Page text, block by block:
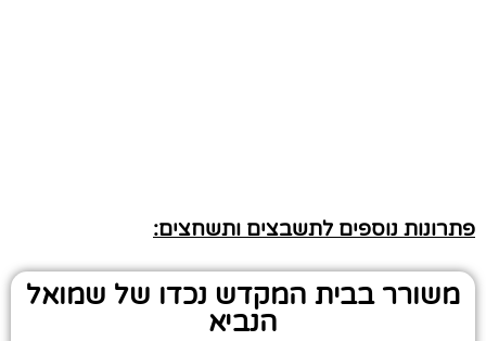
פתרונות נוספים לתשבצים ותשחצים:
משורר בבית המקדש נכדו של שמואל
הנביא